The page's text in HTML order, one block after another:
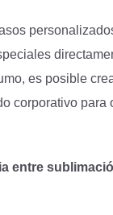
es posible
corporativo para
entre